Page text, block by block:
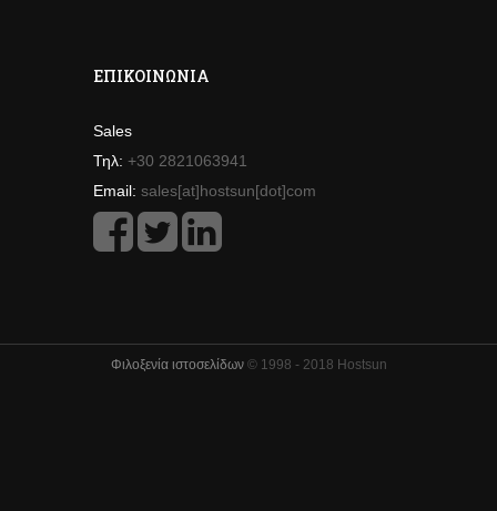
ΕΠΙΚΟΙΝΩΝΊΑ
Sales
Τηλ: +30 2821063941
Email: sales[at]hostsun[dot]com
Φιλοξενία ιστοσελίδων © 1998 - 2018 Hostsun